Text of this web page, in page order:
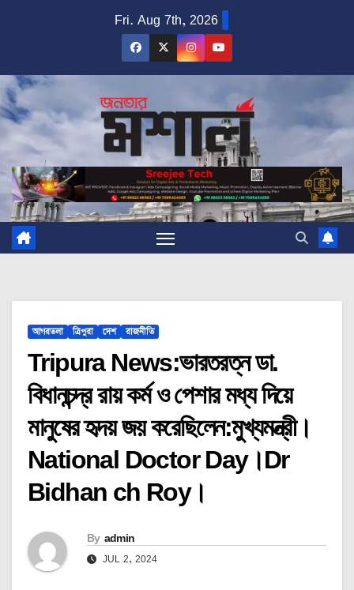
Fri. Aug 7th, 2026
আগরতলা ত্রিপুরা দেশ রাজনীতি
Tripura News:ভারতরত্ন ডা.
বিধানচন্দ্র রায় কর্ম ও পেশার মধ্য দিয়ে
মানুষের হৃদয় জয় করেছিলেন:মুখ্যমন্ত্রী।
National Doctor Day।Dr
Bidhan ch Roy।
By admin
JUL 2, 2024